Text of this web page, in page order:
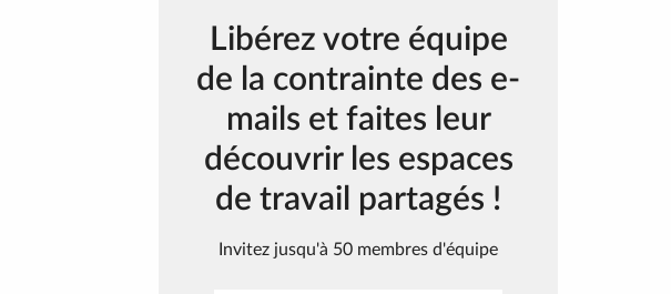
Libérez votre équipe
de la contrainte des e-
mails et faites leur
découvrir les espaces
de travail partagés !
Invitez jusqu'à 50 membres d'équipe